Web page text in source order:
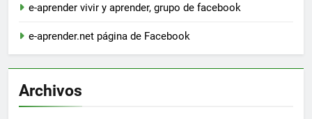
e-aprender vivir y aprender, grupo de facebook
e-aprender.net página de Facebook
Archivos